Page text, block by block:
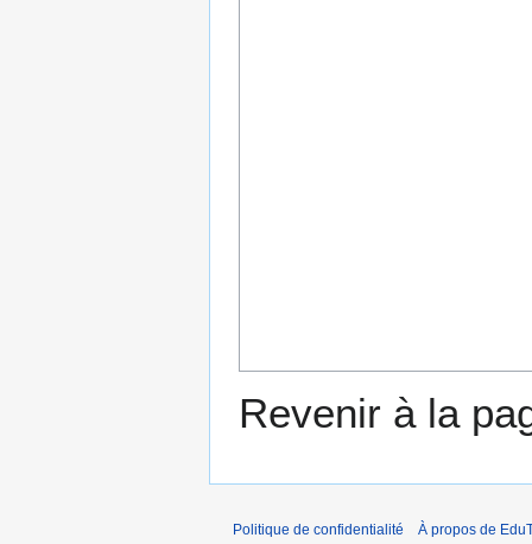
Revenir à la
Politique de confidentialité À propos de